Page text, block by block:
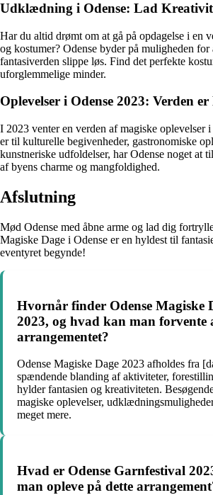
Udklædning i Odense: Lad
Har du altid drømt om at gå på opdagelse i en
og kostumer? Odense byder på muligheden
fantasiverden slippe løs. Find det perfekte
uforglemmelige minder.
Oplevelser i Odense 2023: Verden
I 2023 venter en verden af magiske oplevelser
er til kulturelle begivenheder, gastronomiske
kunstneriske udfoldelser, har Odense noget at
af byens charme og mangfoldighed.
Afslutning
Mød Odense med åbne arme og lad dig
Magiske Dage i Odense er en hyldest til
eventyret begynde!
Hvornår finder Odense Magiske
2023, og hvad kan man forvente
arrangementet?
Odense Magiske Dage 2023 afholdes fra
spændende blanding af aktiviteter,
hylder fantasien og kreativiteten.
magiske oplevelser,
meget mere.
Hvad er Odense Garnfestival
man opleve på dette